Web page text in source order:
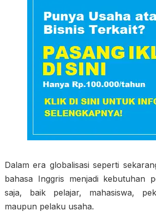
Dalam era globalisasi seperti
bahasa Inggris menjadi kebutuhan
saja, baik pelajar, mahasiswa,
maupun pelaku usaha.